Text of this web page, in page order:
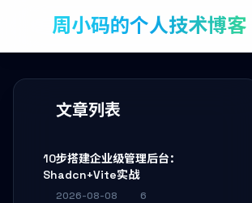
周小码的个人技术博客
文章列表
10步搭建企业级管理后台：
Shadcn+Vite实战
2026-08-08
6